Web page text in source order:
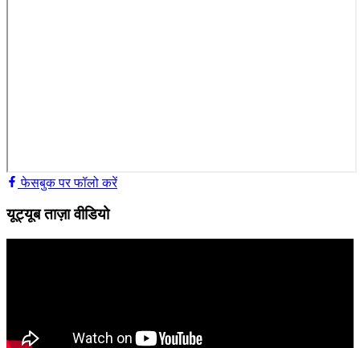
फेसबुक पर फॉलो करें
यूट्यूब ताज़ा वीडियो